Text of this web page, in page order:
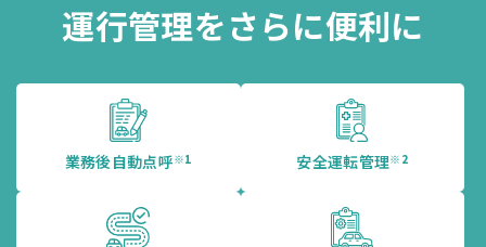
運行管理をさらに便利に
業務後自動点呼※1 安全運転管理※2